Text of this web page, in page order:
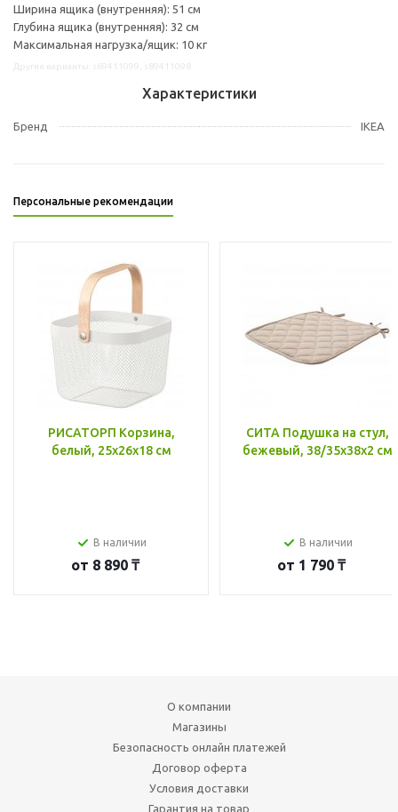
Ширина ящика (внутренняя): 51 см
Глубина ящика (внутренняя): 32 см
Максимальная нагрузка/ящик: 10 кг
Характеристики
Бренд IKEA
Персональные рекомендации
РИСАТОРП Корзина,
белый, 25x26x18 см
В наличии
от 8 890 ₸
СИТА Подушка на стул,
бежевый, 38/35x38x2 см
В наличии
от 1 790 ₸
О компании
Магазины
Безопасность онлайн платежей
Договор оферта
Условия доставки
Гарантия на товар